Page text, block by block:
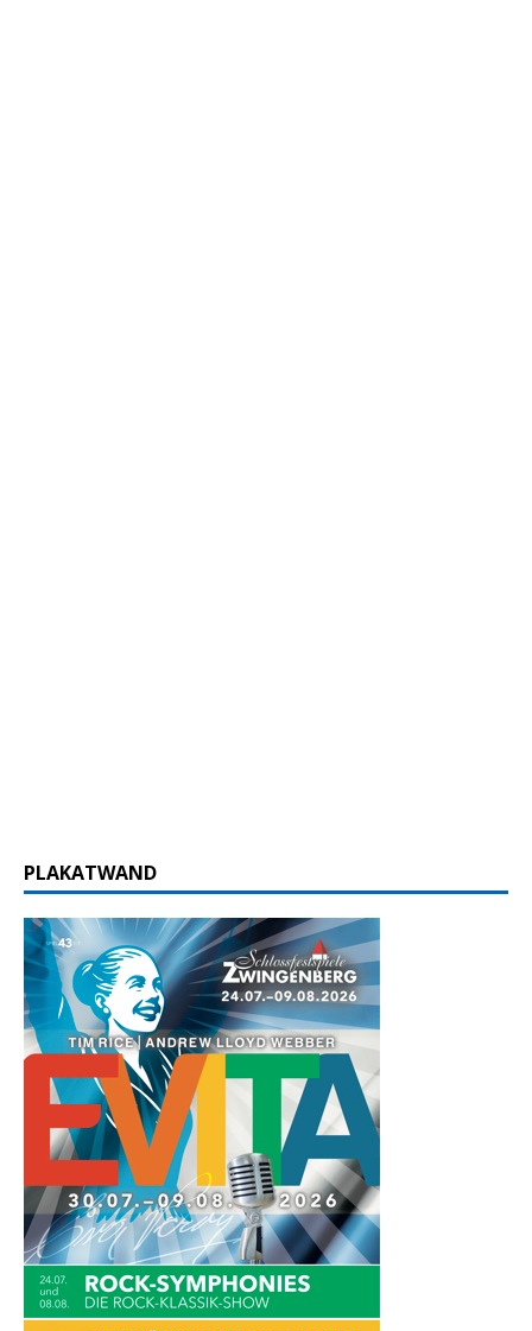
PLAKATWAND